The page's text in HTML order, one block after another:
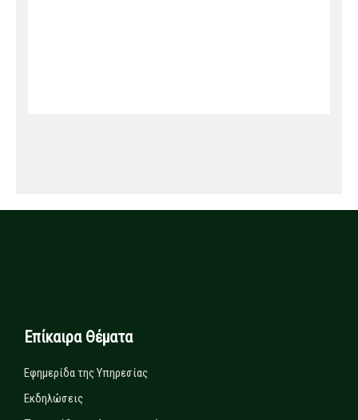
Επίκαιρα Θέματα
Εφημερίδα της Υπηρεσίας
Εκδηλώσεις